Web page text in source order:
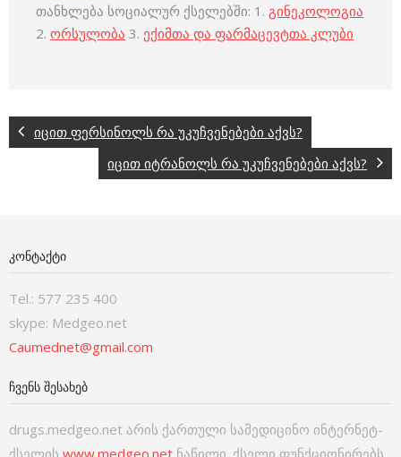
თანხლება სოციალურ ქსელებში: 1. გინეკოლოგია
2. ორსულობა 3. ექიმთა და ფარმაცევტთა კლუბი
იცით ფერსინოლს რა უკუჩვენებები აქვს?
იცით იტრანოლს რა უკუჩვენებები აქვს?
ᲙᲝᲜᲢᲐᲥᲢᲘ
Tel.: 577 235 400
skype: Medgeo.net
Caumednet@gmail.com
ᲩᲕᲔᲜᲡ ᲨᲔᲡᲐᲮᲔᲑ
drugs.medgeo.net არის ქართული სამედიცინო ინტერნეტ-
ქსელის www.medgeo.net ნაწილი. ქსელი ფუნქციონირებს